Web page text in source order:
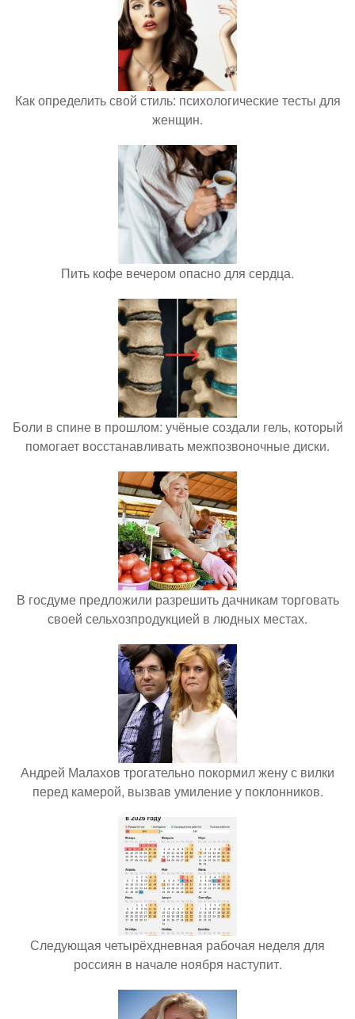
Как определить свой стиль: психологические тесты для
женщин.
Пить кофе вечером опасно для сердца.
Боли в спине в прошлом: учёные создали гель, который
помогает восстанавливать межпозвоночные диски.
В госдуме предложили разрешить дачникам торговать
своей сельхозпродукцией в людных местах.
Андрей Малахов трогательно покормил жену с вилки
перед камерой, вызвав умиление у поклонников.
Следующая четырёхдневная рабочая неделя для
россиян в начале ноября наступит.